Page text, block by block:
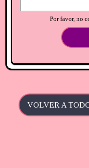
Por favor, no
VOLVER A